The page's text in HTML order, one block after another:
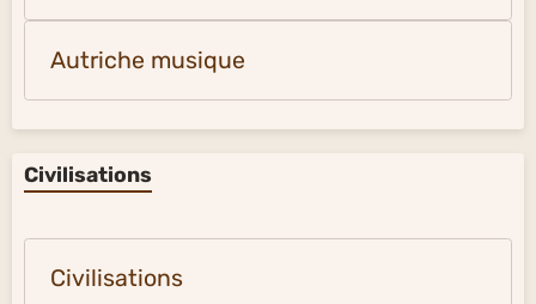
Autriche musique
Civilisations
Civilisations